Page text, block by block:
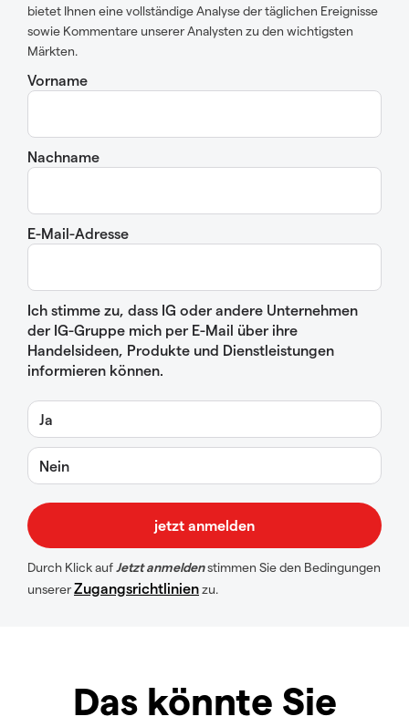
bietet Ihnen eine vollständige Analyse der täglichen Ereignisse
sowie Kommentare unserer Analysten zu den wichtigsten
Märkten.
Vorname
Nachname
E-Mail-Adresse
Ich stimme zu, dass IG oder andere Unternehmen
der IG-Gruppe mich per E-Mail über ihre
Handelsideen, Produkte und Dienstleistungen
informieren können.
Ja
Nein
Durch Klick aufJetzt anmeldenstimmen Sie den Bedingungen
unsererZugangsrichtlinienzu.
Das könnte Sie